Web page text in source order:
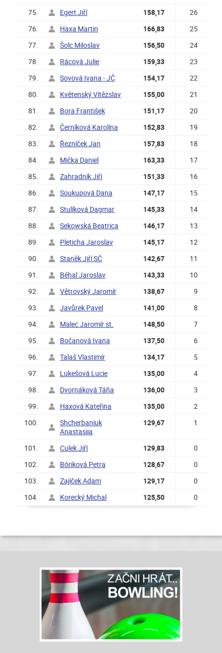
75.
Egert Jiří 158,17
26
76.
Haxa Martin 166,83
25
77.
Šolc Miloslav 156,50
24
78.
Rácová Julie 159,33
23
79.
Sovová Ivana - JČ 154,17
22
80.
Květenský Vítězslav 155,00
21
81.
Bora František 151,17
20
82.
Černíková Karolína 152,83
19
83.
Řezníček Jan 157,83
18
84.
Mička Daniel 163,33
17
85.
Zahradník Jiří 151,33
16
86.
Soukupová Dana 147,17
15
87.
Stulíková Dagmar 145,33
14
88.
Sekowská Beatrica 146,17
13
89.
Pleticha Jaroslav 145,17
12
90.
Staněk Jiří SČ 142,67
11
91.
Běhal Jaroslav 143,33
10
92.
Větrovský Jaromír 138,67
9
93.
Javůrek Pavel 141,00
8
94.
Malec Jaromír st. 148,50
7
95.
Bočanová Ivana 137,50
6
96.
Talaš Vlastimír 134,17
5
97.
Lukešová Lucie 135,00
4
98.
Dvornáková Táňa 136,00
3
99.
Haxová Kateřina 135,00
2
100.
Shcherbaniuk
Anastasiia
129,67 1
101. Culek Jiří 129,83
0
102.
Bóriková Petra 128,67
0
103.
Zajíček Adam 129,17
0
104.
Korecký Michal 125,50 0